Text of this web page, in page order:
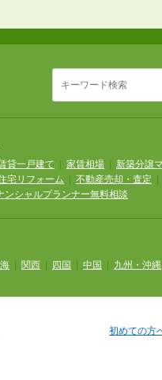
貸一戸建て 家賃相場
新築分譲
宅リフォーム 不動産売却・査定
ンシャルプランナー無料相談
関西 四国 中国 九州・沖縄
初めての方